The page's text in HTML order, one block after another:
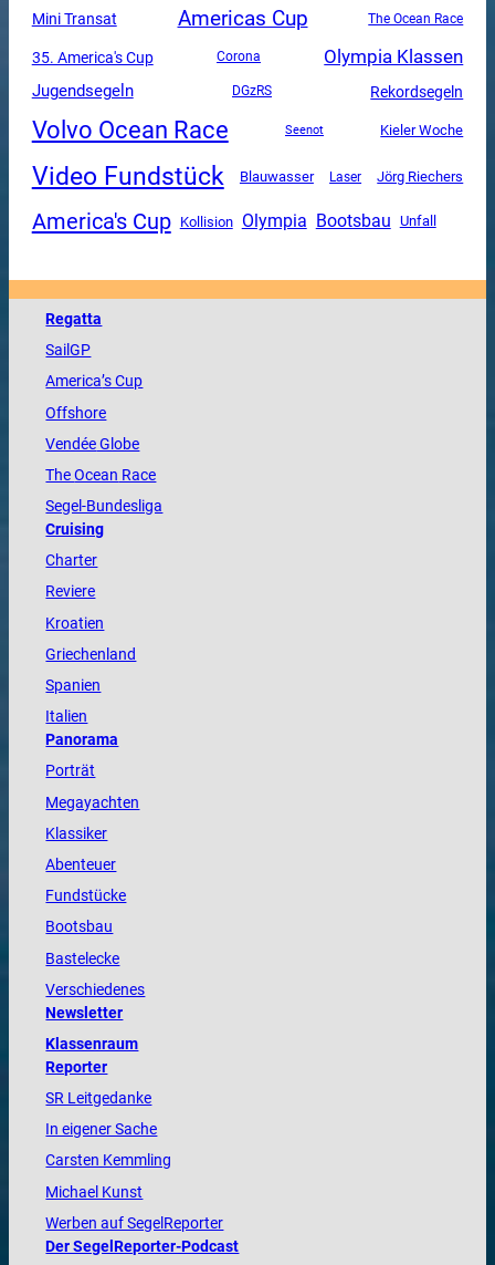
Mini Transat Americas Cup The Ocean Race
35. America's Cup Corona Olympia Klassen
Jugendsegeln DGzRS Rekordsegeln
Volvo Ocean Race Seenot Kieler Woche
Video Fundstück Blauwasser Laser Jörg Riechers
America's Cup Kollision Olympia Bootsbau Unfall
Regatta
SailGP
America’s Cup
Offshore
VendéeGlobe
TheOcean Race
Segel-Bundesliga
Cruising
Charter
Reviere
Kroatien
Griechenland
Spanien
Italien
Panorama
Porträt
Megayachten
Klassiker
Abenteuer
Fundstücke
Bootsbau
Bastelecke
Verschiedenes
Newsletter
Klassenraum
Reporter
SR Leitgedanke
In eigener Sache
Carsten Kemmling
Michael Kunst
Werben auf SegelReporter
Der SegelReporter-Podcast